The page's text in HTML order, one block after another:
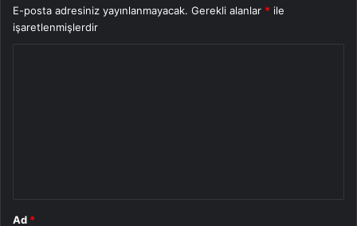
E-posta adresiniz yayınlanmayacak. Gerekli alanlar * ile
işaretlenmişlerdir
Ad *